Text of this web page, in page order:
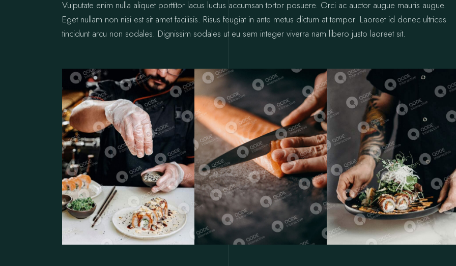
Vulputate enim nulla aliquet porttitor lacus luctus accumsan tortor posuere. Orci ac auctor augue mauris augue.
Eget nullam non nisi est sit amet facilisis. Risus feugiat in ante metus dictum at tempor. Laoreet id donec ultrices
tincidunt arcu non sodales. Dignissim sodales ut eu sem integer viverra nam libero justo laoreet sit.